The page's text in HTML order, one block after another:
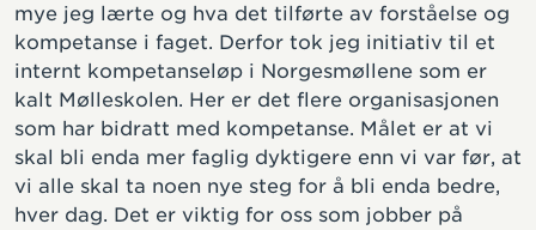
mye jeg lærte og hva det tilførte av forståelse og
kompetanse i faget. Derfor tok jeg initiativ til et
internt kompetanseløp i Norgesmøllene som er
kalt Mølleskolen. Her er det flere organisasjonen
som har bidratt med kompetanse. Målet er at vi
skal bli enda mer faglig dyktigere enn vi var før, at
vi alle skal ta noen nye steg for å bli enda bedre,
hver dag. Det er viktig for oss som jobber på